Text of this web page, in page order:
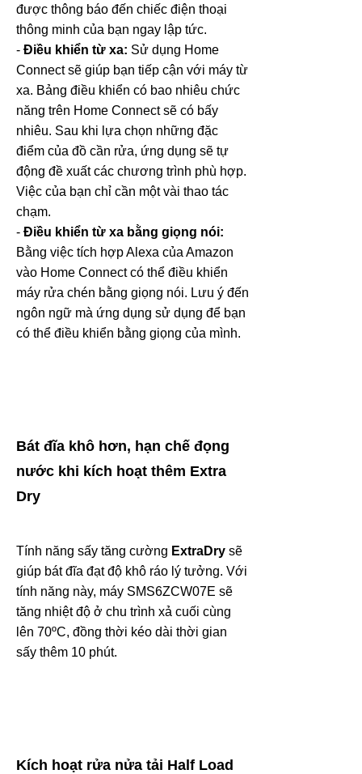
được thông báo đến chiếc điện thoại
thông minh của bạn ngay lập tức.
- Điều khiển từ xa: Sử dụng Home
Connect sẽ giúp bạn tiếp cận với máy từ
xa. Bảng điều khiển có bao nhiêu chức
năng trên Home Connect sẽ có bấy
nhiêu. Sau khi lựa chọn những đặc
điểm của đồ cần rửa, ứng dụng sẽ tự
động đề xuất các chương trình phù hợp.
Việc của bạn chỉ cần một vài thao tác
chạm.
- Điều khiển từ xa bằng giọng nói:
Bằng việc tích hợp Alexa của Amazon
vào Home Connect có thể điều khiển
máy rửa chén bằng giọng nói. Lưu ý đến
ngôn ngữ mà ứng dụng sử dụng để bạn
có thể điều khiển bằng giọng của mình.
Bát đĩa khô hơn, hạn chế đọng
nước khi kích hoạt thêm Extra
Dry
Tính năng sấy tăng cường ExtraDry sẽ
giúp bát đĩa đạt độ khô ráo lý tưởng. Với
tính năng này, máy SMS6ZCW07E sẽ
tăng nhiệt độ ở chu trình xả cuối cùng
lên 70ºC, đồng thời kéo dài thời gian
sấy thêm 10 phút.
Kích hoạt rửa nửa tải Half Load